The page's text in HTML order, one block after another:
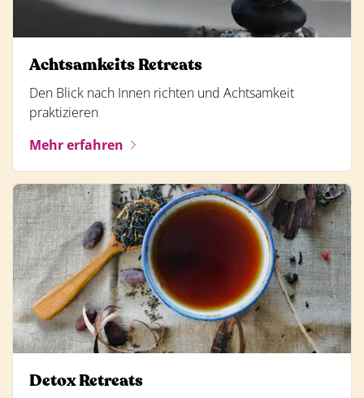
Achtsamkeits Retreats
Den Blick nach Innen richten und Achtsamkeit
praktizieren
Mehr erfahren
Detox Retreats